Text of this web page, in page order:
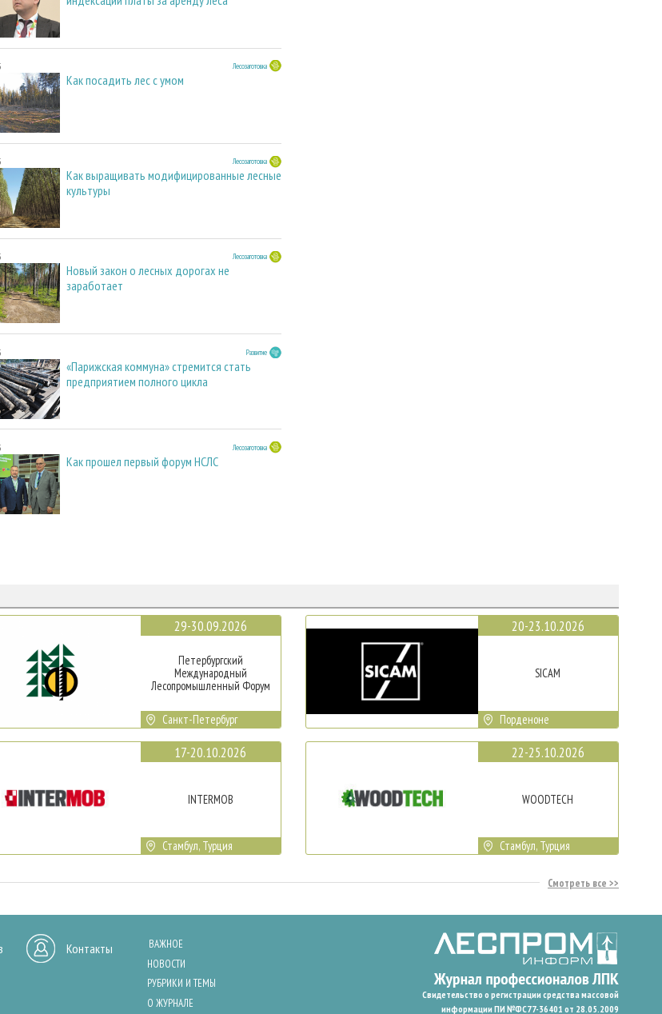
Лесозаготовка
Как посадить лес с умом
Лесозаготовка
Как выращивать модифицированные лесные
культуры
Лесозаготовка
Новый закон о лесных дорогах не
заработает
Развитие
«Парижская коммуна» стремится стать
предприятием полного цикла
Лесозаготовка
Как прошел первый форум НСЛС
29-30.09.2026
Петербургский
Международный
Лесопромышленный Форум
Санкт-Петербург
17-20.10.2026
INTERMOB
Стамбул, Турция
20-23.10.2026
SICAM
Порденоне
22-25.10.2026
WOODTECH
Стамбул, Турция
Смотреть все
Контакты
ВАЖНОЕ
НОВОСТИ
РУБРИКИ И ТЕМЫ
О ЖУРНАЛЕ
Свидетельство о регистрации средства массовой
информации ПИ №ФС77-36401 от 28.05.2009